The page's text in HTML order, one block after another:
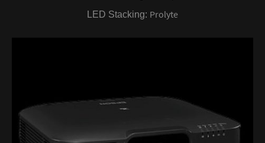
LED Stacking: Prolyte